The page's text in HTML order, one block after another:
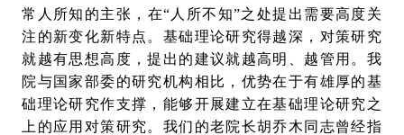
常人所知的主张，在“人所不知”之处提出需要高度关
注的新变化新特点。基础理论研究得越深，对策研究
就越有思想高度，提出的建议就越高明、越管用。我
院与国家部委的研究机构相比，优势在于有雄厚的基
础理论研究作支撑，能够开展建立在基础理论研究之
上的应用对策研究。我们的老院长胡乔木同志曾经指